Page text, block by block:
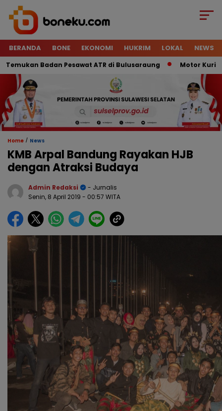
BERANDA BONE EKONOMI HUKRIM LOKAL NEWS
Badan Pesawat ATR di Bulusaraung Motor Kurir Raib
Home / News
KMB Arpal Bandung Rayakan HJB
dengan Atraksi Budaya
Admin Redaksi
- Jurnalis
Senin, 8 April 2019 - 00:57 WITA